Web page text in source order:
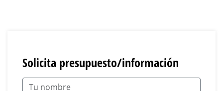
Solicita presupuesto/información